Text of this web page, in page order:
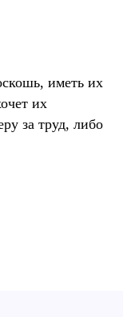
иметь их
их
за труд, либо